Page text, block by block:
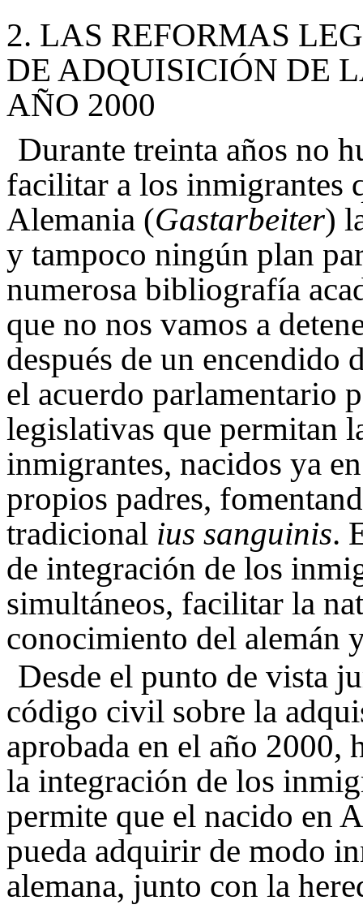
2. LAS REFORMAS
DE ADQUISICIÓN DE
AÑO 2000
Durante treinta años no
facilitar a los inmigrantes
Alemania (Gastarbeiter)
y tampoco ningún plan
numerosa bibliografía
que no nos vamos a
después de un encendido
el acuerdo parlamentario
legislativas que permitan
inmigrantes, nacidos ya
propios padres,
tradicional ius sanguinis.
de integración de los
simultáneos, facilitar la
conocimiento del alemán
Desde el punto de vista
código civil sobre la
aprobada en el año 2000,
la integración de los
permite que el nacido en
pueda adquirir de modo
alemana, junto con la